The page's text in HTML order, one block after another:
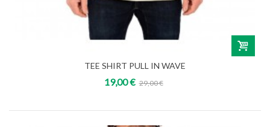
TEE SHIRT PULL IN WAVE
19,00 € 29,00 €